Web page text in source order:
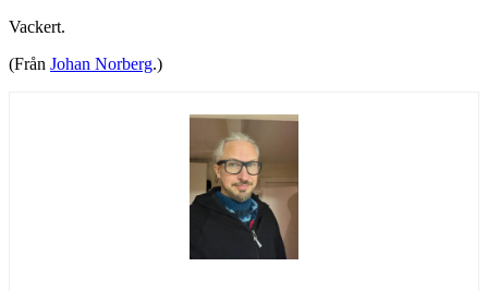
Vackert.
(Från Johan Norberg.)